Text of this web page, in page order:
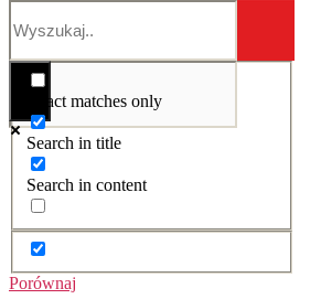
Exact matches only
Search in title
Search in content
Porównaj